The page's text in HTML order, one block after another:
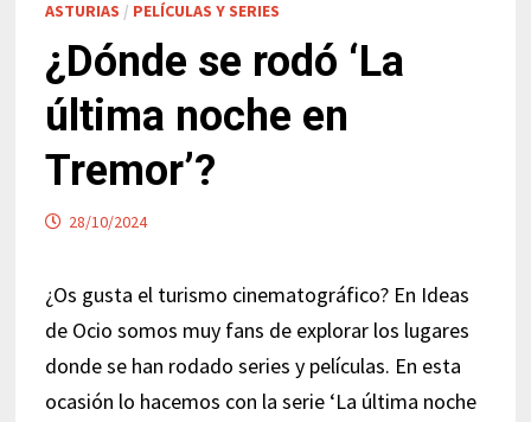
ASTURIAS / PELÍCULAS Y SERIES
¿Dónde se rodó ‘La
última noche en
Tremor’?
28/10/2024
¿Os gusta el turismo cinematográfico? En Ideas
de Ocio somos muy fans de explorar los lugares
donde se han rodado series y películas. En esta
ocasión lo hacemos con la serie ‘La última noche